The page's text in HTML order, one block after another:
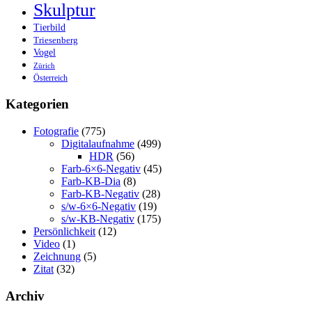
Skulptur
Tierbild
Triesenberg
Vogel
Zürich
Österreich
Kategorien
Fotografie (775)
Digitalaufnahme (499)
HDR (56)
Farb-6×6-Negativ (45)
Farb-KB-Dia (8)
Farb-KB-Negativ (28)
s/w-6×6-Negativ (19)
s/w-KB-Negativ (175)
Persönlichkeit (12)
Video (1)
Zeichnung (5)
Zitat (32)
Archiv